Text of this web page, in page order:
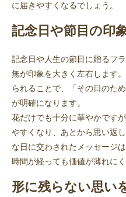
に届きやすくなるでしょう。
記念日や節目の印
記念日や人生の節目に贈るフ
無が印象を大きく左右します
られることで、「その日のた
が明確になります。
花だけでも十分に華やかです
やすくなり、あとから思い返
な日に交わされたメッセージ
時間が経っても価値が薄れにく
形に残らない思い